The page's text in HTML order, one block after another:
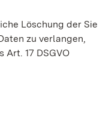
Löschung der Sie
zu verlangen,
Art. 17 DSGVO